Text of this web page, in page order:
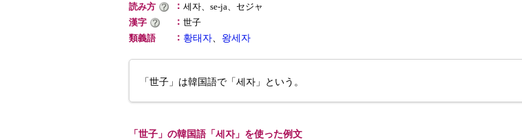
読み方
： 세자、se-ja、セジャ
漢字
： 世子
類義語
： 황태자、 왕세자
「世子」は韓国語で「세자」という。
「世子」の韓国語「세자」を使った例文